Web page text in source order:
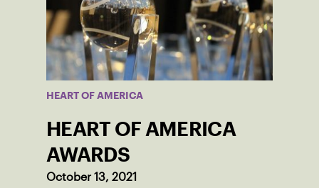
HEART OF AMERICA
HEART OF AMERICA
AWARDS
October 13, 2021